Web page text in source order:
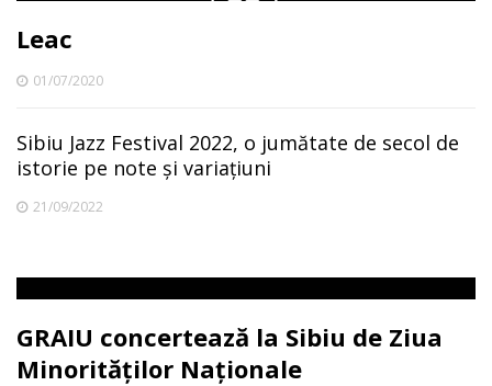
Leac
01/07/2020
Sibiu Jazz Festival 2022, o jumătate de secol de
istorie pe note și variațiuni
21/09/2022
GRAIU concertează la Sibiu de Ziua
Minorităților Naționale